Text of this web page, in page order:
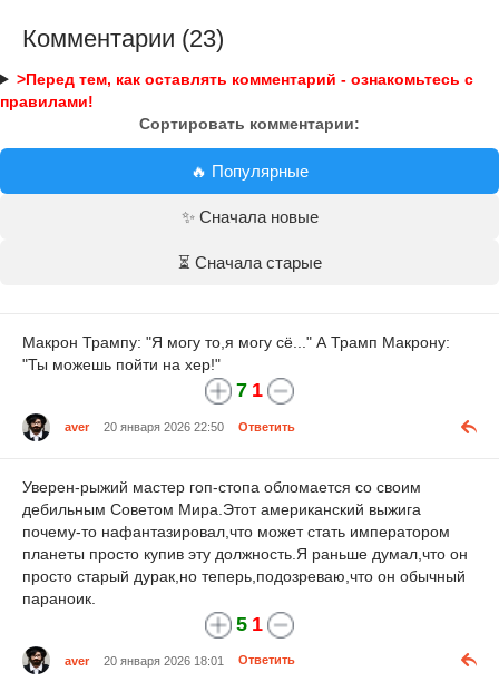
Комментарии (23)
>Перед тем, как оставлять комментарий - ознакомьтесь с
правилами!
Сортировать комментарии:
🔥 Популярные
✨ Сначала новые
⏳ Сначала старые
Макрон Трампу: "Я могу то,я могу сё..." А Трамп Макрону:
"Ты можешь пойти на хер!"
7 1
aver 20 января 2026 22:50 Ответить
Уверен-рыжий мастер гоп-стопа обломается со своим
дебильным Советом Мира.Этот американский выжига
почему-то нафантазировал,что может стать императором
планеты просто купив эту должность.Я раньше думал,что он
просто старый дурак,но теперь,подозреваю,что он обычный
параноик.
5 1
aver 20 января 2026 18:01 Ответить